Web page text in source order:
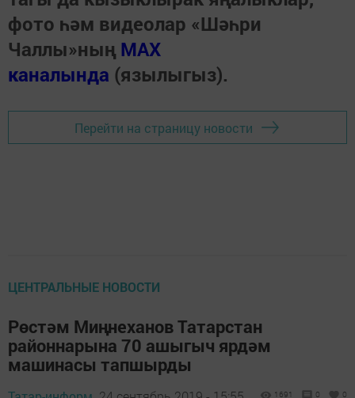
фото һәм видеолар «Шәһри
Чаллы»ның MAX
каналында (язылыгыз).
Перейти на страницу новости
ЦЕНТРАЛЬНЫЕ НОВОСТИ
Рөстәм Миңнеханов Татарстан
районнарына 70 ашыгыч ярдәм
машинасы тапшырды
1691 0 0